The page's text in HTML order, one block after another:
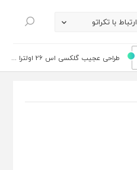
ارتباط با تکراتو
جستجو
طراحی عجیب گلکسی اس 26 اولترا ...